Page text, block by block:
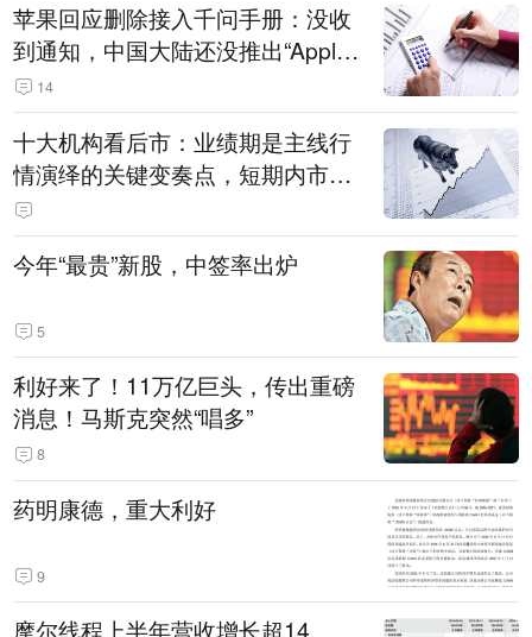
苹果回应删除接入千问手册：没收
到通知，中国大陆还没推出“Apple
智能使用千问”功能
14
十大机构看后市：业绩期是主线行
情演绎的关键变奏点，短期内市场
或继续反弹，关注三条业绩主线
今年“最贵”新股，中签率出炉
5
利好来了！11万亿巨头，传出重磅
消息！马斯克突然“唱多”
8
药明康德，重大利好
9
摩尔线程上半年营收增长超14